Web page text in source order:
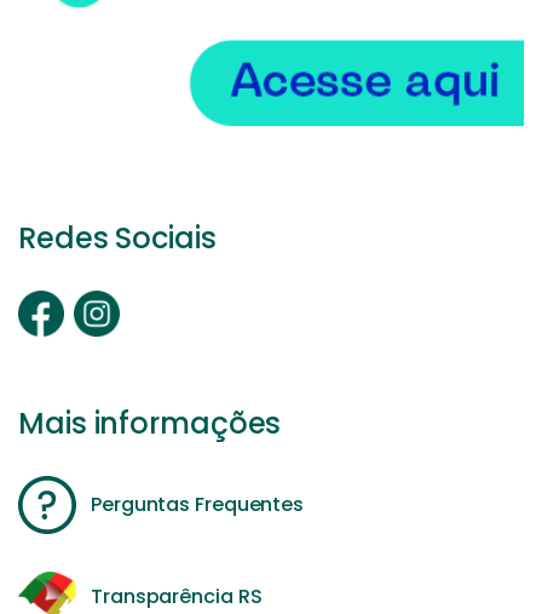
Redes Sociais
Mais informações
Perguntas Frequentes
Transparência RS